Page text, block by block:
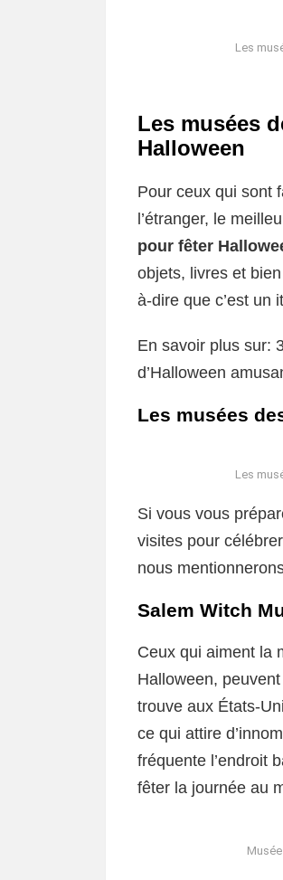
Les
Les musées
Halloween
Pour ceux qui sont
l’étranger, le
pour fêter
objets, livres et
à-dire que c’est un
En savoir plus sur:
d’Halloween
Les musées
Les
Si vous vous
visites pour
nous
Salem Witch
Ceux qui aiment la
Halloween,
trouve aux États-
ce qui attire
fréquente l’endroit
fêter la journée au